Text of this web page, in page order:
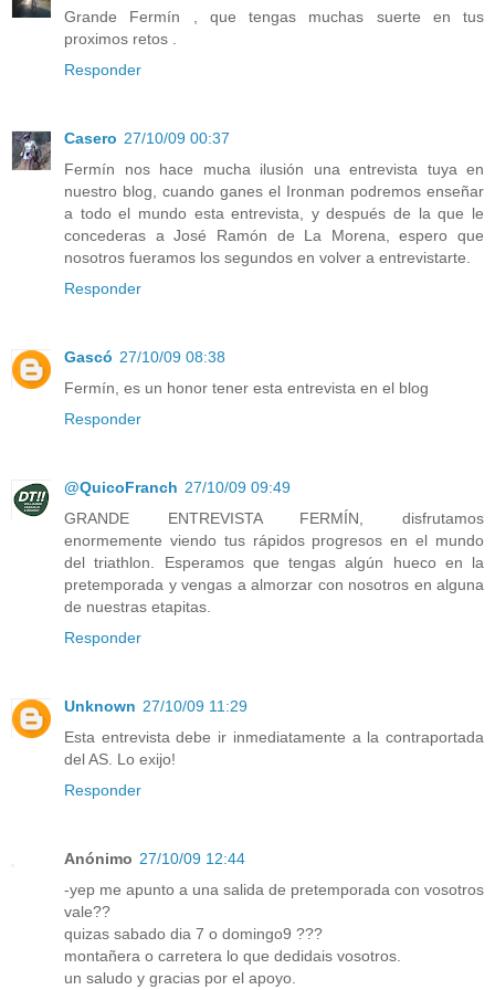
Grande Fermín , que tengas muchas suerte en tus
proximos retos .
Responder
Casero 27/10/09 00:37
Fermín nos hace mucha ilusión una entrevista tuya en
nuestro blog, cuando ganes el Ironman podremos enseñar
a todo el mundo esta entrevista, y después de la que le
concederas a José Ramón de La Morena, espero que
nosotros fueramos los segundos en volver a entrevistarte.
Responder
Gascó 27/10/09 08:38
Fermín, es un honor tener esta entrevista en el blog
Responder
@QuicoFranch 27/10/09 09:49
GRANDE ENTREVISTA FERMÍN, disfrutamos
enormemente viendo tus rápidos progresos en el mundo
del triathlon. Esperamos que tengas algún hueco en la
pretemporada y vengas a almorzar con nosotros en alguna
de nuestras etapitas.
Responder
Unknown 27/10/09 11:29
Esta entrevista debe ir inmediatamente a la contraportada
del AS. Lo exijo!
Responder
Anónimo 27/10/09 12:44
-yep me apunto a una salida de pretemporada con vosotros
vale??
quizas sabado dia 7 o domingo9 ???
montañera o carretera lo que dedidais vosotros.
un saludo y gracias por el apoyo.